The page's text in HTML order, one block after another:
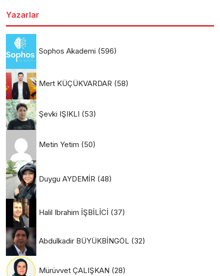
Yazarlar
Sophos Akademi (596)
Mert KÜÇÜKVARDAR (58)
Şevki IŞIKLI (53)
Metin Yetim (50)
Duygu AYDEMİR (48)
Halil Ibrahim İŞBİLİCİ (37)
Abdulkadir BÜYÜKBİNGÖL (32)
Mürüvvet ÇALIŞKAN (28)